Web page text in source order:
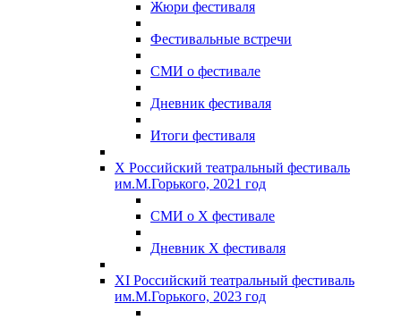
Жюри фестиваля
Фестивальные встречи
СМИ о фестивале
Дневник фестиваля
Итоги фестиваля
X Российский театральный фестиваль
им.М.Горького, 2021 год
СМИ о X фестивале
Дневник X фестиваля
XI Российский театральный фестиваль
им.М.Горького, 2023 год